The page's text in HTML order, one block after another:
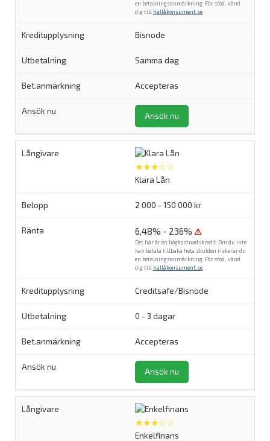
en betalningsanmärkning. För stöd, vänd
dig till hallåkonsument.se
Bisnode
Samma dag
Accepteras
Ansök nu
★★★☆☆
Klara Lån
2 000 - 150 000 kr
6,48% - 236% ⚠
Det här är en högkostnadskredit. Om du inte
kan betala tillbaka hela skulden riskerar du
en betalningsanmärkning. För stöd, vänd
dig till hallåkonsument.se
Creditsafe/Bisnode
0 - 3 dagar
Accepteras
Ansök nu
★★★☆☆
Enkelfinans